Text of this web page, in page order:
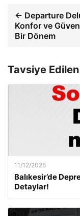
← Departure
Konfor ve
Bir Dönem
Tavsiye
11/12/2025
Balıkesir’de
Detaylar!